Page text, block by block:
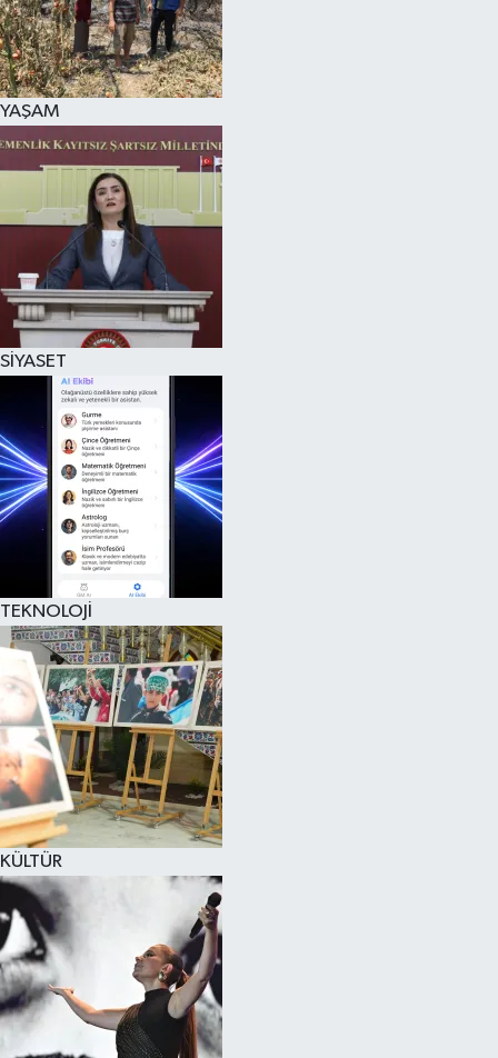
YAŞAM
SİYASET
TEKNOLOJİ
KÜLTÜR